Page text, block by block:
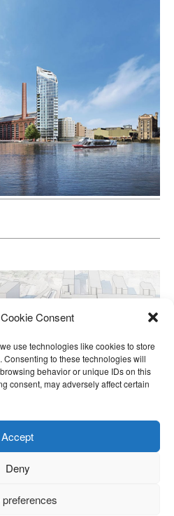
Consent
use technologies like cookies to store
to these technologies will
behavior or unique IDs on this
consent, may adversely affect certain
Accept
Deny